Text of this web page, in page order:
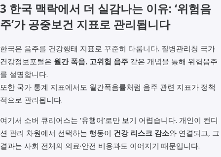
3 한국 맥락에서 더 실감나는 이유: ‘위험음
주’가 공중보건 지표로 관리됩니다
한국은 음주를 건강행태 지표로 꾸준히 다룹니다. 질병관리청 국가
건강정보포털은 월간 폭음, 고위험 음주 같은 개념을 통해 위험음주
를 설명합니다.
또한 국가 통계 지표에서도 월간폭음률처럼 음주 관련 지표가 정책
적으로 관리됩니다.
여기서 소버 큐리어스는 ‘유행어’로만 보기 어렵습니다. 개인이 컨디
션 관리 차원에서 선택하는 행동이 건강 리스크 감소와 연결되고, 그
결과는 사회 전체의 의료·안전 비용과도 이어지기 때문입니다.